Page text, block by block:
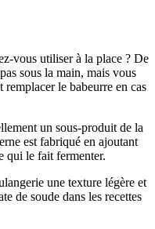
vous utiliser à la place ? De
sous la main, mais vous
le babeurre en cas
un sous-produit de la
est fabriqué en ajoutant
qui le fait fermenter.
une texture légère et
de soude dans les recettes